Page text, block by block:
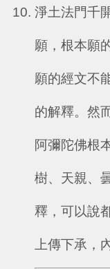
淨土法門千
願，根本願
願的經文不
的解釋。然
阿彌陀佛根
樹、天親、
釋，可以說
上傳下承，